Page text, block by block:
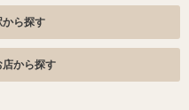
から探す
から探す